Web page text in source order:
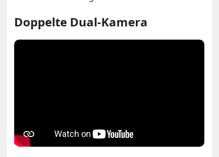
Doppelte Dual-Kamera